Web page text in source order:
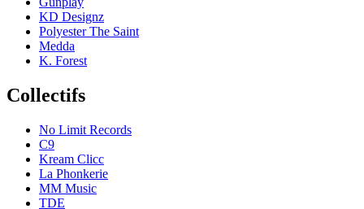
KD Designz
Polyester The Saint
Medda
K. Forest
Collectifs
No Limit Records
C9
Kream Clicc
La Phonkerie
MM Music
TDE